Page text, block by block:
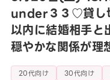
under３３♡貸し
以内に結婚相手
穏やかな関係が
20代向け 30代向け